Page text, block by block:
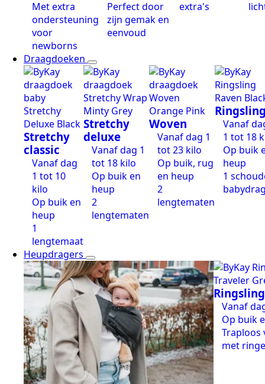
Met extra
ondersteuning
voor
newborns
Perfect door
zijn gemak en
eenvoud
extra's
Draagdoeken
Stretchy
classic
Vanaf dag
1 tot 10
kilo
Op buik en
heup
1
lengtemaat
Stretchy
deluxe
Vanaf dag 1
tot 18 kilo
Op buik en
heup
2
lengtematen
Woven
Vanaf dag 1
tot 23 kilo
Op buik, rug
en heup
2
lengtematen
Vanaf
1 tot 18
Op buik
heup
1
Heupdragers
Ringsling
Vanaf
Op buik
Traploos
met